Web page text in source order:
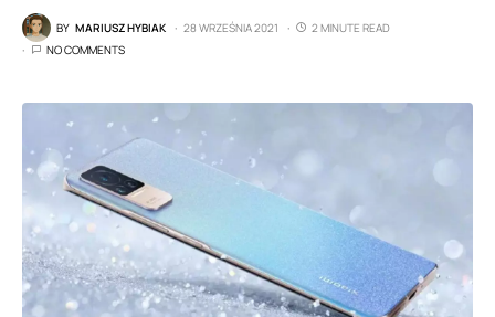
BY MARIUSZ HYBIAK 28 WRZEŚNIA 2021
2 MINUTE READ
NO COMMENTS